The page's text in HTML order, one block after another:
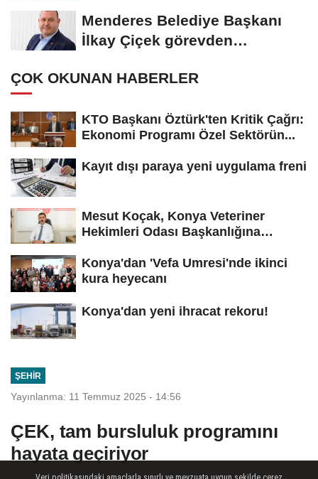
Menderes Belediye Başkanı
İlkay Çiçek görevden
ÇOK OKUNAN HABERLER
KTO Başkanı Öztürk'ten Kritik Çağrı:
Ekonomi Programı Özel Sektörün...
Kayıt dışı paraya yeni uygulama freni
Mesut Koçak, Konya Veteriner
Hekimleri Odası Başkanlığına
Konya'dan 'Vefa Umresi'nde ikinci
kura heyecanı
Konya'dan yeni ihracat rekoru!
ŞEHIR
Yayınlanma: 11 Temmuz 2025 - 14:56
ÇEK, tam bursluluk programını
hayata geçiriyor